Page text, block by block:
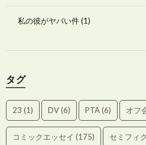
私の彼がヤバい件(1)
タグ
23 (1) DV(6) PTA(6) オフ
コミックエッセイ (175) セミフィ